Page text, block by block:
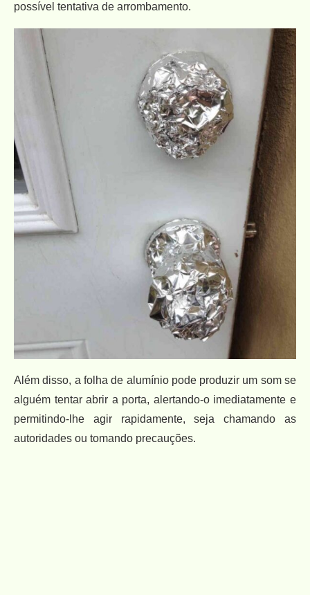
possível tentativa de arrombamento.
Além disso, a folha de alumínio pode produzir um som se
alguém tentar abrir a porta, alertando-o imediatamente e
permitindo-lhe agir rapidamente, seja chamando as
autoridades ou tomando precauções.